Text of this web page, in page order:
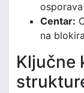
Centar:
na
Ključne